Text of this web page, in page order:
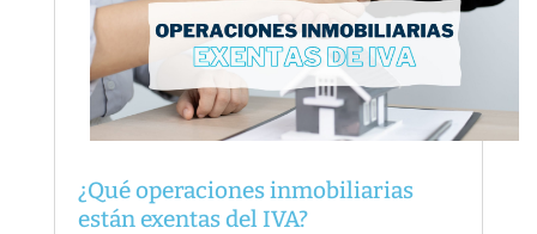
¿Qué operaciones inmobiliarias
están exentas del IVA?